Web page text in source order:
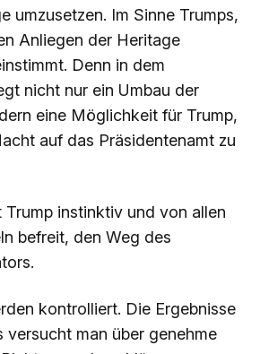
umzusetzen. Im Sinne Trumps,
Anliegen der Heritage
Denn in dem
nicht nur ein Umbau der
eine Möglichkeit für Trump,
auf das Präsidentenamt zu
Trump instinktiv und von allen
befreit, den Weg des
kontrolliert. Die Ergebnisse
versucht man über genehme